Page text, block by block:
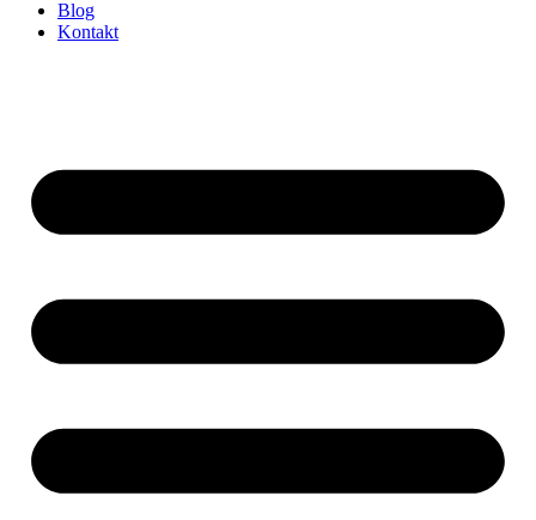
Blog
Kontakt